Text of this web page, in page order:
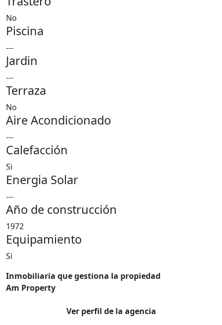
No
Piscina
---
Jardin
---
Terraza
No
Aire Acondicionado
---
Calefacción
Si
Energia Solar
---
Año de construcción
1972
Equipamiento
Si
Inmobiliaria que gestiona la propiedad
Am Property
Ver perfil de la agencia